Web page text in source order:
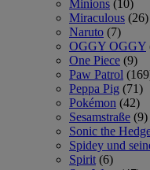
Minions (10)
Miraculous (26)
Naruto (7)
OGGY OGGY
One Piece (9)
Paw Patrol
Peppa Pig (71)
Pokémon (42)
Sesamstraße (9)
Sonic the
Spidey und
Spirit (6)